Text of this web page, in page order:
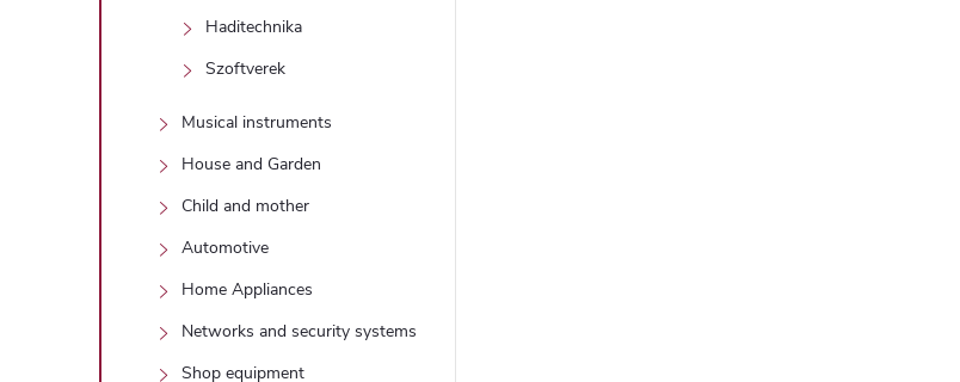
Haditechnika
Szoftverek
Musical instruments
House and Garden
Child and mother
Automotive
Home Appliances
Networks and security systems
Shop equipment